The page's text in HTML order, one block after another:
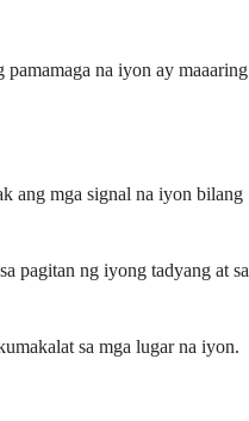
na iyon ay maaaring
ang mga signal na iyon bilang
pagitan ng iyong tadyang at sa
sa mga lugar na iyon.